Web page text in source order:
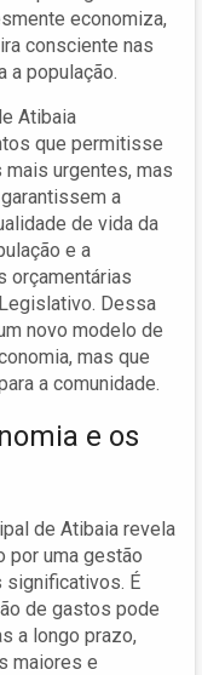
economiza,
consciente nas
a população.
Atibaia
que permitisse
urgentes, mas
a
de vida da
e a
orçamentárias
Dessa
novo modelo de
mas que
a comunidade.
e os
de Atibaia revela
por uma gestão
significativos. É
de gastos pode
a longo prazo,
maiores e